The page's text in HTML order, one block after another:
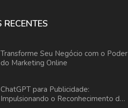
RECENTES
Transforme Seu Negócio com o Poder
do Marketing Online
ChatGPT para Publicidade:
Impulsionando o Reconhecimento da